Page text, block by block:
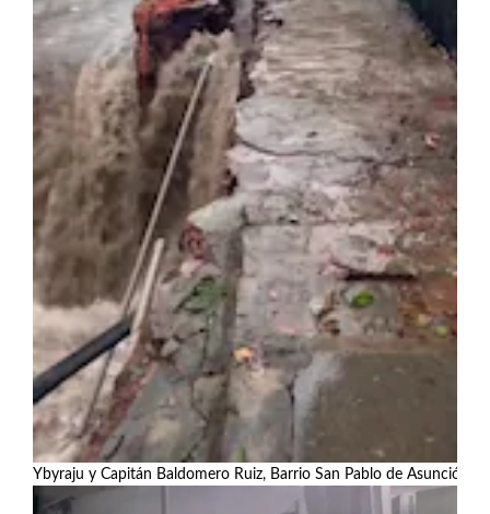
Ybyraju y Capitán Baldomero Ruiz, Barrio San Pablo de Asunción
Ver más